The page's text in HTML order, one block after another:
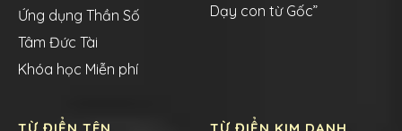
Ứng dụng Thần Số
Tâm Đức Tài
Khóa học Miễn phí
Dạy con từ Gốc”
TỪ ĐIỂN TÊN TỪ ĐIỂN KIM DANH